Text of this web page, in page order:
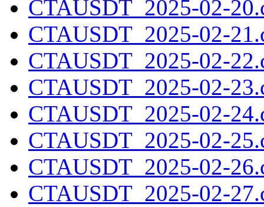
CTAUSDT_2025-02-
CTAUSDT_2025-02-
CTAUSDT_2025-02-
CTAUSDT_2025-02-
CTAUSDT_2025-02-
CTAUSDT_2025-02-
CTAUSDT_2025-02-
CTAUSDT_2025-02-